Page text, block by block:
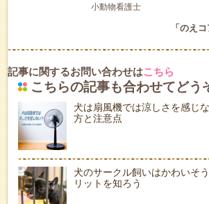
小動物看護士
「のえ
記事に関するお問い合わせはこちら
こちらの記事も合わせてどう
犬は扇風機では涼しさを感じ
方と注意点
犬のサークル飼いはかわいそ
リットを知ろう